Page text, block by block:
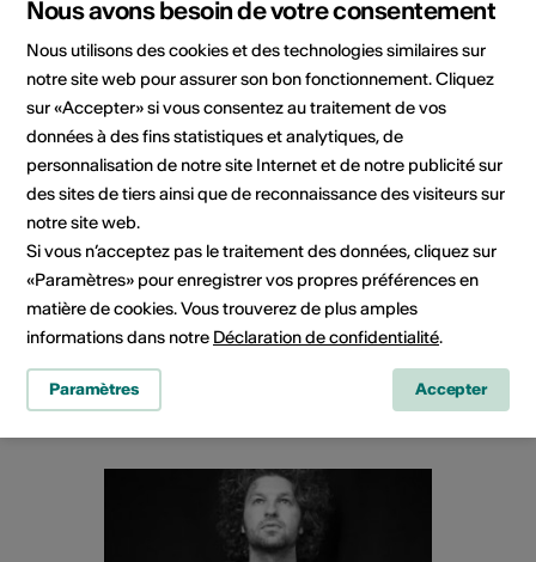
Spectacle
Ve 14.08.2026
Crochetan Mobile – L’Être aux
Sommets
Les lieux varient selon les dates, Val-d'Illiez
En savoir plus
Nous avons besoin de votre consentement
Nous utilisons des cookies et des technologies similaires sur
notre site web pour assurer son bon fonctionnement. Cliquez
sur «Accepter» si vous consentez au traitement de vos
données à des fins statistiques et analytiques, de
personnalisation de notre site Internet et de notre publicité sur
des sites de tiers ainsi que de reconnaissance des visiteurs sur
notre site web.
Si vous n’acceptez pas le traitement des données, cliquez sur
«Paramètres» pour enregistrer vos propres préférences en
matière de cookies. Vous trouverez de plus amples
informations dans notre Déclaration de confidentialité.
Paramètres Accepter